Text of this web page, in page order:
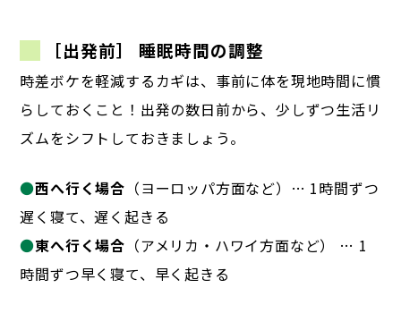
［出発前］ 睡眠時間の調整
時差ボケを軽減するカギは、事前に体を現地時間に慣
らしておくこと！ 出発の数日前から、少しずつ生活リ
ズムをシフトしておきましょう。
●西へ行く場合 （ヨーロッパ方面など）… 1時間ずつ
遅く寝て、遅く起きる
●東へ行く場合 （アメリカ・ハワイ方面など） … 1
時間ずつ早く寝て、早く起きる